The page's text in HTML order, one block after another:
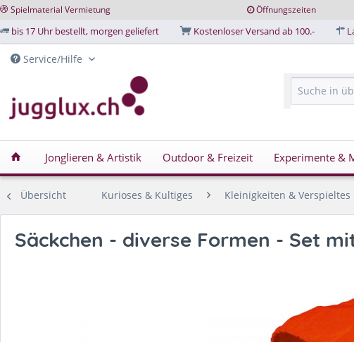
Spielmaterial Vermietung Öffnungszeiten
bis 17 Uhr bestellt, morgen geliefert Kostenloser Versand ab 100.-
Service/Hilfe
Jonglieren & Artistik Outdoor & Freizeit Experimente &
Übersicht Kurioses & Kultiges Kleinigkeiten & Verspieltes
Säckchen - diverse Formen - Set